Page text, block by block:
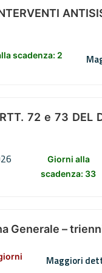
scadenza: 2
72 e 73 DEL
Giorni alla
scadenza: 33
Generale –
Maggiori